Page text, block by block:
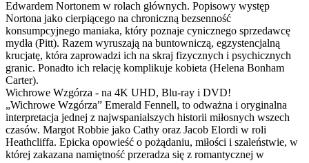
Edwardem Nortonem w rolach głównych. Popisowy występ
Nortona jako cierpiącego na chroniczną bezsenność
konsumpcyjnego maniaka, który poznaje cynicznego sprzedawcę
mydła (Pitt). Razem wyruszają na buntowniczą, egzystencjalną
krucjatę, która zaprowadzi ich na skraj fizycznych i psychicznych
granic. Ponadto ich relację komplikuje kobieta (Helena Bonham
Carter).
Wichrowe Wzgórza - na 4K UHD, Blu-ray i DVD!
„Wichrowe Wzgórza” Emerald Fennell, to odważna i oryginalna
interpretacja jednej z najwspanialszych historii miłosnych wszech
czasów. Margot Robbie jako Cathy oraz Jacob Elordi w roli
Heathcliffa. Epicka opowieść o pożądaniu, miłości i szaleństwie, w
której zakazana namiętność przeradza się z romantycznej w